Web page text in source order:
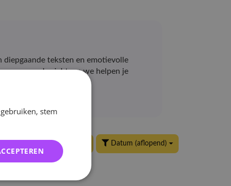
teksten en emotievolle
ons een bericht, en we helpen je
Datum (aflopend)
24 per pagina
stem